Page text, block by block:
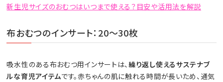
新生児サイズのおむつはいつまで使える？目安や活用法を解説
布おむつのインサート：20～30枚
吸水性のある布おむつ用インサートは、繰り返し使えるサステナブ
ルな育児アイテムです。赤ちゃんの肌に触れる時間が長いため、通気